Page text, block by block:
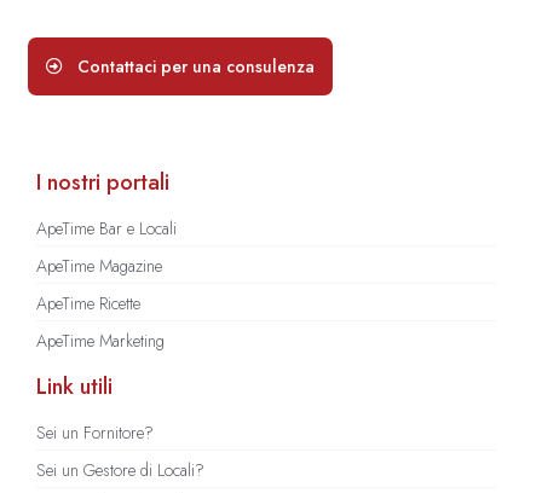
Contattaci per una consulenza
I nostri portali
ApeTime Bar e Locali
ApeTime Magazine
ApeTime Ricette
ApeTime Marketing
Link utili
Sei un Fornitore?
Sei un Gestore di Locali?